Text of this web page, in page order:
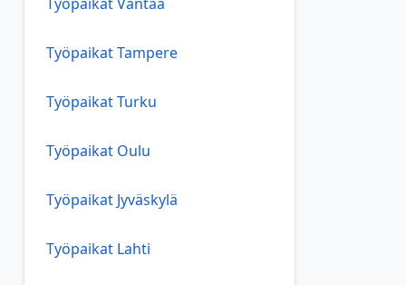
Työpaikat Tampere
Työpaikat Turku
Työpaikat Oulu
Työpaikat Jyväskylä
Työpaikat Lahti